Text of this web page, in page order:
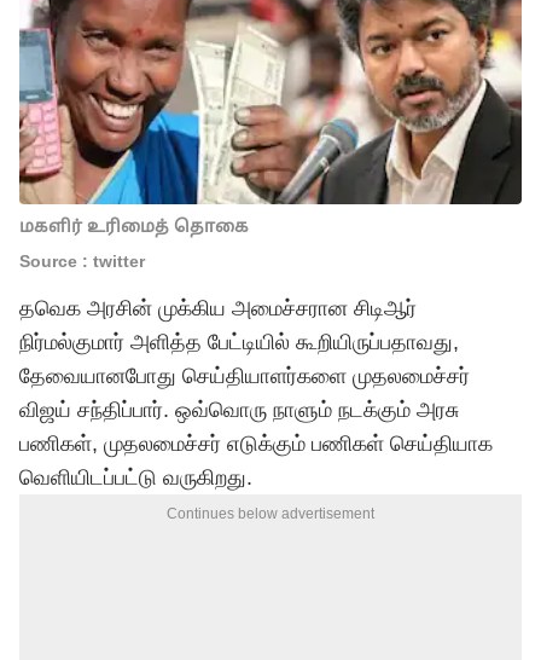
மகளிர் உரிமைத் தொகை
Source : twitter
தவெக அரசின் முக்கிய அமைச்சரான சிடிஆர்
நிர்மல்குமார் அளித்த பேட்டியில் கூறியிருப்பதாவது,
தேவையானபோது செய்தியாளர்களை முதலமைச்சர்
விஜய் சந்திப்பார். ஒவ்வொரு நாளும் நடக்கும் அரசு
பணிகள், முதலமைச்சர் எடுக்கும் பணிகள் செய்தியாக
வெளியிடப்பட்டு வருகிறது.
Continues below advertisement